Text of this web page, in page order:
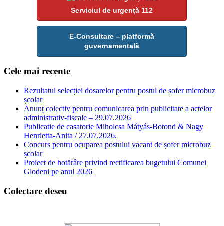
Serviciul de urgență 112
E-Consultare – platformă
guvernamentală
Cele mai recente
Rezultatul selecției dosarelor pentru postul de șofer microbuz
școlar
Anunț colectiv pentru comunicarea prin publicitate a actelor
administrativ-fiscale – 29.07.2026
Publicatie de casatorie Miholcsa Mátyás-Botond & Nagy
Henrietta-Anita / 27.07.2026.
Concurs pentru ocuparea postului vacant de șofer microbuz
școlar
Proiect de hotărâre privind rectificarea bugetului Comunei
Glodeni pe anul 2026
Colectare deseu